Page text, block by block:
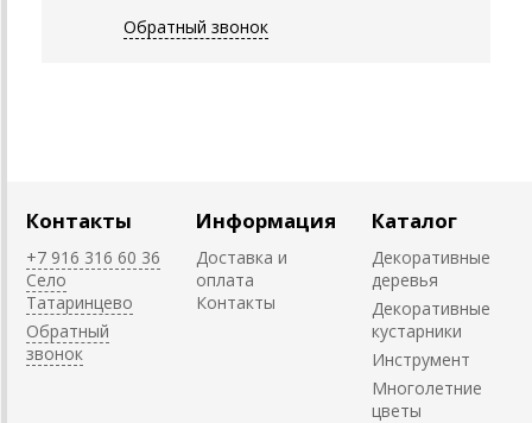
Обратный звонок
Контакты
+7 916 316 60 36
Село
Татаринцево
Обратный
звонок
Информация
Доставка и
оплата
Контакты
Каталог
Декоративные
деревья
Декоративные
кустарники
Инструмент
Многолетние
цветы